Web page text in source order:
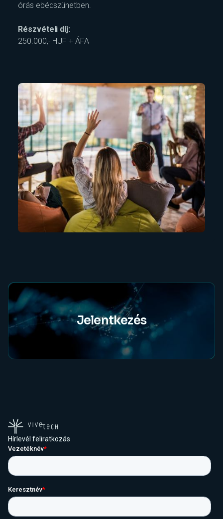
órás ebédszünetben.
Részvételi díj:
250.000,- HUF + ÁFA
Jelentkezés
Hírlevél feliratkozás